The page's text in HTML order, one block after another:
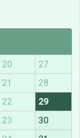
20
27
21
28
22
29
23
30